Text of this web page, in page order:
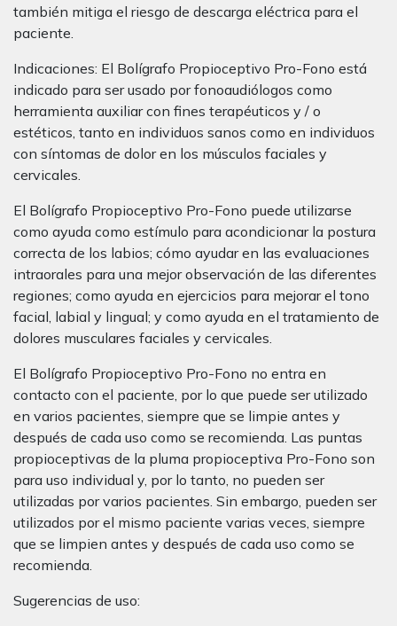
también mitiga el riesgo de descarga eléctrica para el
paciente.
Indicaciones: El Bolígrafo Propioceptivo Pro-Fono está
indicado para ser usado por fonoaudiólogos como
herramienta auxiliar con fines terapéuticos y / o
estéticos, tanto en individuos sanos como en individuos
con síntomas de dolor en los músculos faciales y
cervicales.
El Bolígrafo Propioceptivo Pro-Fono puede utilizarse
como ayuda como estímulo para acondicionar la postura
correcta de los labios; cómo ayudar en las evaluaciones
intraorales para una mejor observación de las diferentes
regiones; como ayuda en ejercicios para mejorar el tono
facial, labial y lingual; y como ayuda en el tratamiento de
dolores musculares faciales y cervicales.
El Bolígrafo Propioceptivo Pro-Fono no entra en
contacto con el paciente, por lo que puede ser utilizado
en varios pacientes, siempre que se limpie antes y
después de cada uso como se recomienda. Las puntas
propioceptivas de la pluma propioceptiva Pro-Fono son
para uso individual y, por lo tanto, no pueden ser
utilizadas por varios pacientes. Sin embargo, pueden ser
utilizados por el mismo paciente varias veces, siempre
que se limpien antes y después de cada uso como se
recomienda.
Sugerencias de uso: